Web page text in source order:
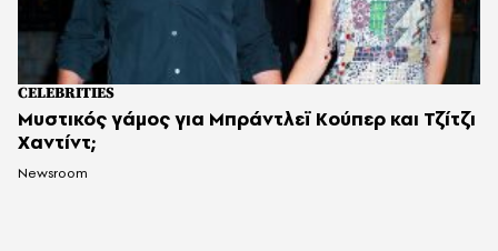
CELEBRITIES
Μυστικός γάμος για Μπράντλεϊ Κούπερ και Τζίτζι
Χαντίντ;
Newsroom